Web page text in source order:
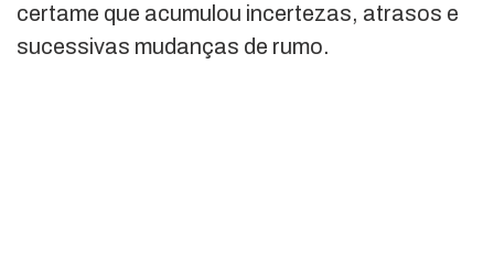
certame que acumulou incertezas, atrasos e
sucessivas mudanças de rumo.